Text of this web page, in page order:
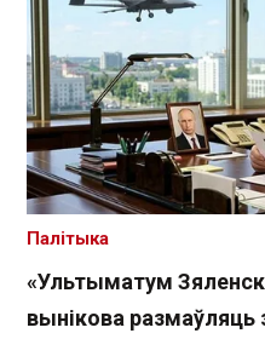
«Ультыматум
вынікова
Палітыка